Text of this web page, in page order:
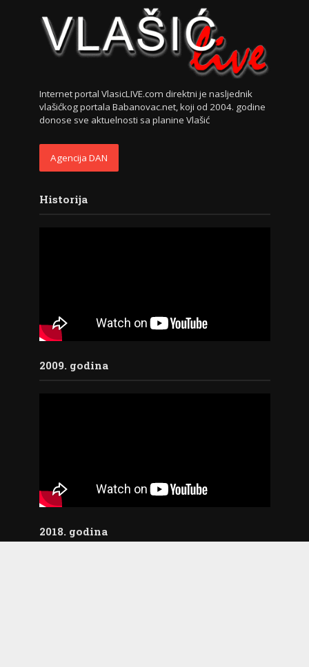
Internet portal VlasicLIVE.com direktni je nasljednik
vlašićkog portala Babanovac.net, koji od 2004. godine
donose sve aktuelnosti sa planine Vlašić
Agencija DAN
Historija
2009. godina
2018. godina